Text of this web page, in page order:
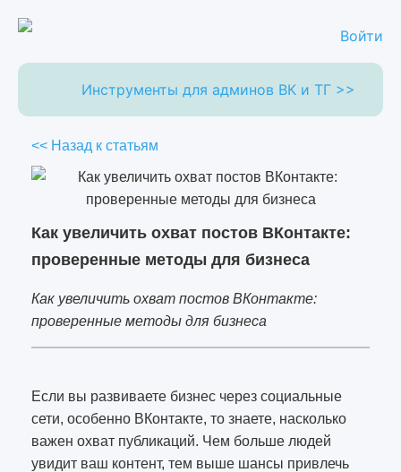
Войти
Инструменты для админов ВК и ТГ >>
<< Назад к статьям
Как увеличить охват постов ВКонтакте:
проверенные методы для бизнеса
Как увеличить охват постов ВКонтакте:
проверенные методы для бизнеса
Если вы развиваете бизнес через социальные
сети, особенно ВКонтакте, то знаете, насколько
важен охват публикаций. Чем больше людей
увидит ваш контент, тем выше шансы привлечь